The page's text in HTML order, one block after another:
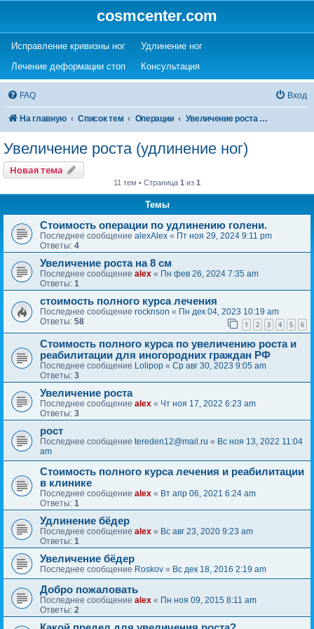
cosmcenter.com
Исправление кривизны ног(Opens a new tab)
Удлинение ног(Opens a new tab)
Лечение деформации стоп(Opens a new tab)
Консультация(Opens a new tab)
FAQ Вход
На главную Список тем Операции Увеличение роста (удлинение ног)
Увеличение роста (удлинение ног)
Новая тема
11 тем • Страница 1 из 1
Темы
Стоимость операции по удлинению голени.
Последнее сообщение alexAlex « Пт ноя 29, 2024 9:11 pm
Ответы: 4
Увеличение роста на 8 см
Последнее сообщение alex « Пн фев 26, 2024 7:35 am
Ответы: 1
стоимость полного курса лечения
Последнее сообщение rocknson « Пн дек 04, 2023 10:19 am
Ответы: 58 1 2 3 4 5 6
Стоимость полного курса по увеличению роста и
реабилитации для иногородних граждан РФ
Последнее сообщение Lolipop « Ср авг 30, 2023 9:05 am
Ответы: 3
Увеличение роста
Последнее сообщение alex « Чт ноя 17, 2022 6:23 am
Ответы: 3
рост
Последнее сообщение tereden12@mail.ru « Вс ноя 13, 2022 11:04
am
Стоимость полного курса лечения и реабилитации
в клинике
Последнее сообщение alex « Вт апр 06, 2021 6:24 am
Ответы: 1
Удлинение бёдер
Последнее сообщение alex « Вс авг 23, 2020 9:23 am
Ответы: 1
Увеличение бёдер
Последнее сообщение Roskov « Вс дек 18, 2016 2:19 am
Добро пожаловать
Последнее сообщение alex « Пн ноя 09, 2015 8:11 am
Ответы: 2